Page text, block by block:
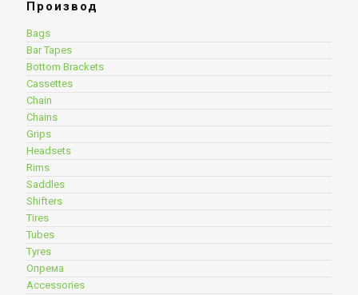
Производ
Bags
Bar Tapes
Bottom Brackets
Cassettes
Chain
Chains
Grips
Headsets
Rims
Saddles
Shifters
Tires
Tubes
Tyres
Опрема
Accessories